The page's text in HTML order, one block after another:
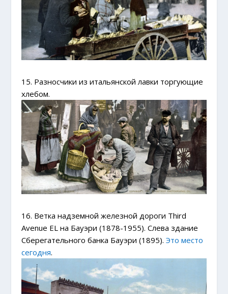
15. Разносчики из итальянской лавки торгующие
хлебом.
16. Ветка надземной железной дороги Third
Avenue EL на Бауэри (1878-1955). Слева здание
Сберегательного банка Бауэри (1895).Это место
сегодня.